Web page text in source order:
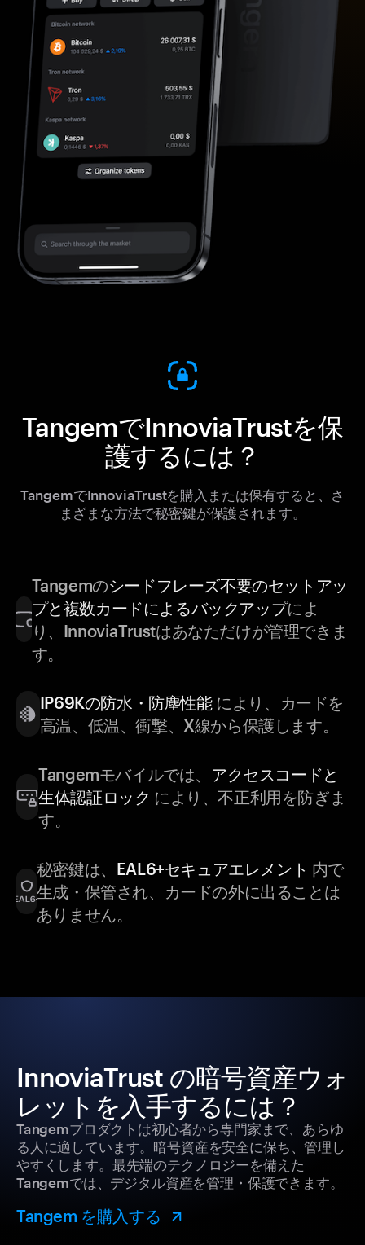
TangemでInnoviaTrustを保
護するには？
TangemでInnoviaTrustを購入または保有すると、さ
まざまな方法で秘密鍵が保護されます。
Tangemのシードフレーズ不要のセットアッ
プと複数カードによるバックアップによ
り、InnoviaTrustはあなただけが管理できま
す。
IP69Kの防水・防塵性能により、カードを
高温、低温、衝撃、X線から保護します。
Tangemモバイルでは、 アクセスコードと
生体認証ロック により、不正利用を防ぎま
す。
秘密鍵は、 EAL6+セキュアエレメント 内で
生成・保管され、カードの外に出ることは
ありません。
InnoviaTrust の暗号資産ウォ
レットを入手するには？
Tangemプロダクトは初心者から専門家まで、あらゆ
る人に適しています。暗号資産を安全に保ち、管理し
やすくします。最先端のテクノロジーを備えた
Tangemでは、デジタル資産を管理・保護できます。
Tangem を購入する